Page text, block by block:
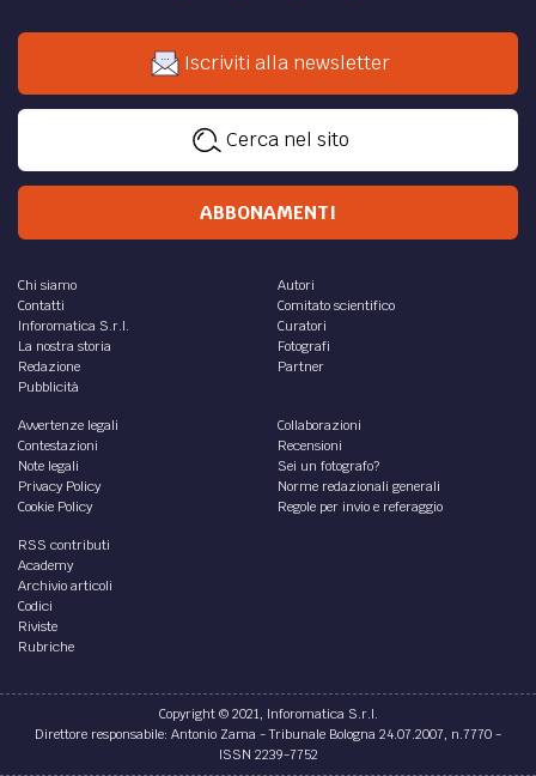
Iscriviti alla newsletter
Cerca nel sito
ABBONAMENTI
Chi siamo
Contatti
Inforomatica S.r.l.
La nostra storia
Redazione
Pubblicità
Autori
Comitato scientifico
Curatori
Fotografi
Partner
Avvertenze legali
Contestazioni
Note legali
Privacy Policy
Cookie Policy
Collaborazioni
Recensioni
Sei un fotografo?
Norme redazionali generali
Regole per invio e referaggio
RSS contributi
Academy
Archivio articoli
Codici
Riviste
Rubriche
Copyright © 2021, Inforomatica S.r.l.
Direttore responsabile: Antonio Zama - Tribunale Bologna 24.07.2007, n.7770 -
ISSN 2239-7752